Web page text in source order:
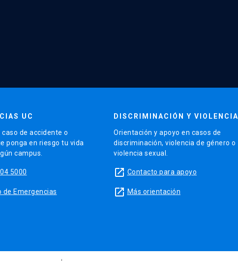
UC
de accidente o
ponga en riesgo tu vida
campus.
5000
de Emergencias
DISCRIMINACIÓN Y VIOLENCIA
Orientación y apoyo en casos de
discriminación, violencia de género o
violencia sexual.
launch Contacto para apoyo
launch Más orientación